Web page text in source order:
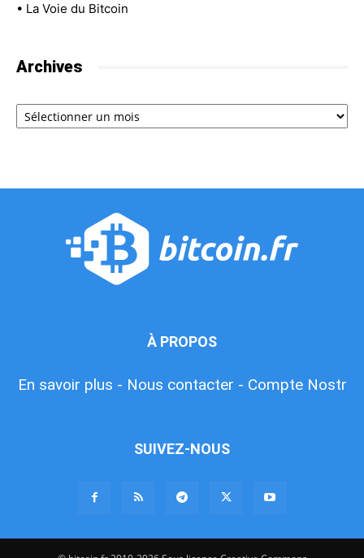
• La Voie du Bitcoin
Archives
Archives
À PROPOS
En savoir plus - Nous contacter - Compte Nostr
SUIVEZ-NOUS